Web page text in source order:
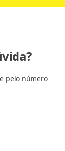
pelo número